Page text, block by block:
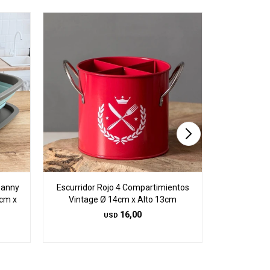
x
Escurridor Rojo 4 Compartimientos
Vintage Ø 14cm x Alto 13cm
USD 16,00